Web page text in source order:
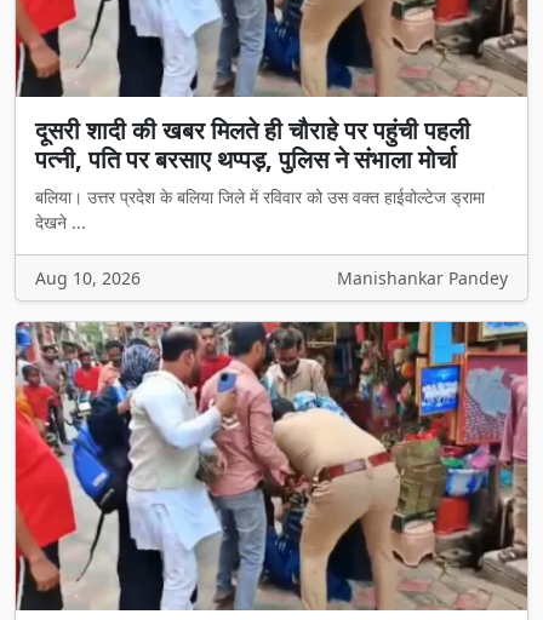
दूसरी शादी की खबर मिलते ही चौराहे पर पहुंची पहली
पत्नी, पति पर बरसाए थप्पड़, पुलिस ने संभाला मोर्चा
बलिया। उत्तर प्रदेश के बलिया जिले में रविवार को उस वक्त हाईवोल्टेज ड्रामा
देखने ...
Aug 10, 2026 Manishankar Pandey